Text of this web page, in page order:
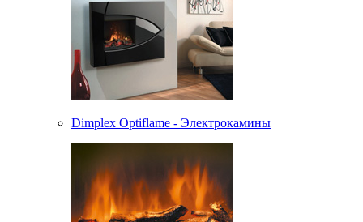
Dimplex Optiflame - Электрокамины